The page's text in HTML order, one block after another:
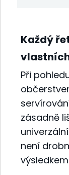
Každý
Při
zásadně
není